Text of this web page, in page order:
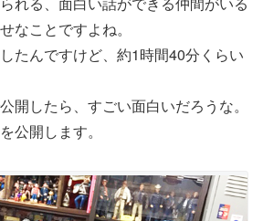
なことですよね。
たんですけど、約1時間40分くらい
開したら、すごい面白いだろうな。
公開します。